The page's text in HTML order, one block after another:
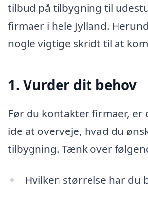
tilbud på tilbygning til
firmaer i hele Jylland.
nogle vigtige skridt til at
1. Vurder dit behov
Før du kontakter firmaer, er
ide at overveje, hvad du
tilbygning. Tænk over
Hvilken størrelse har du